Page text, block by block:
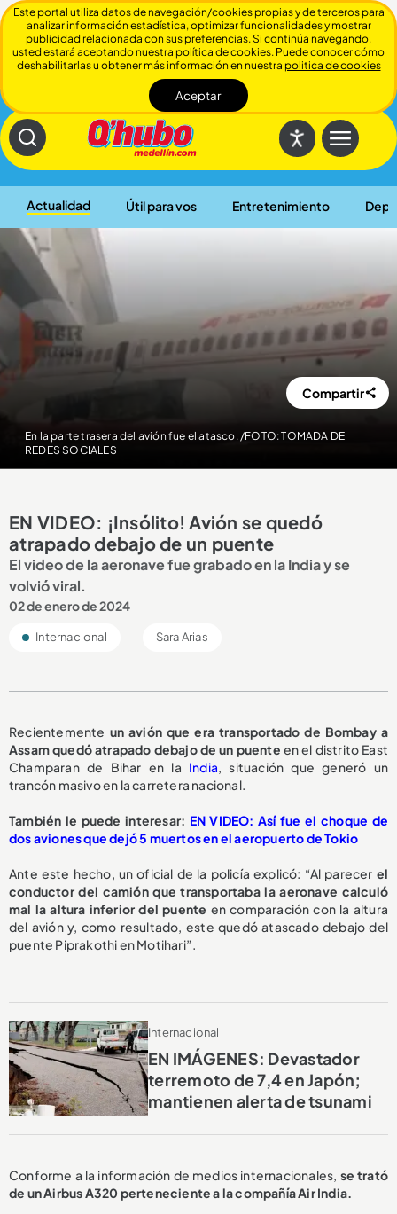
Actualidad Útil para vos Entretenimiento
Cerrar
En la parte trasera del avión fue el atasco. /FOTO: TOMADA DE
REDES SOCIALES
Compartir
EN VIDEO: ¡Insólito! Avión se quedó
atrapado debajo de un puente
El video de la aeronave fue grabado en la India y se
volvió viral.
02 de enero de 2024
Internacional Sara Arias
Recientemente un avión que era transportado de Bombay a
Assam quedó atrapado debajo de un puente en el distrito East
Champaran de Bihar en la India, situación que generó un
trancón masivo en la carretera nacional.
También le puede interesar: EN VIDEO: Así fue el choque de
dos aviones que dejó 5 muertos en el aeropuerto de Tokio
Ante este hecho, un oficial de la policía explicó: “Al parecer el
conductor del camión que transportaba la aeronave calculó
mal la altura inferior del puente en comparación con la altura
del avión y, como resultado, este quedó atascado debajo del
puente Piprakothi en Motihari”.
Internacional
EN IMÁGENES: Devastador
terremoto de 7,4 en Japón;
mantienen alerta de tsunami
Conforme a la información de medios internacionales, se trató
de un Airbus A320 perteneciente a la compañía Air India.
Este portal utiliza datos de navegación/cookies propias y de terceros para
analizar información estadística, optimizar funcionalidades y mostrar
publicidad relacionada con sus preferencias. Si continúa navegando,
usted estará aceptando nuestra política de cookies. Puede conocer cómo
deshabilitarlas u obtener más información en nuestra politica de cookies
Aceptar